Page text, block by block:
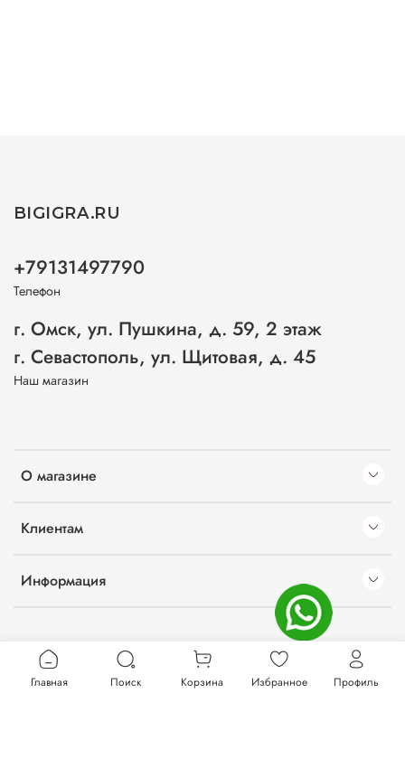
О магазине
Клиентам
Информация
BIGIGRA.RU
+79131497790
Телефон
г. Омск, ул. Пушкина, д. 59, 2 этаж
г. Севастополь, ул. Щитовая, д. 45
Наш магазин
Главная Поиск Корзина Избранное Профиль